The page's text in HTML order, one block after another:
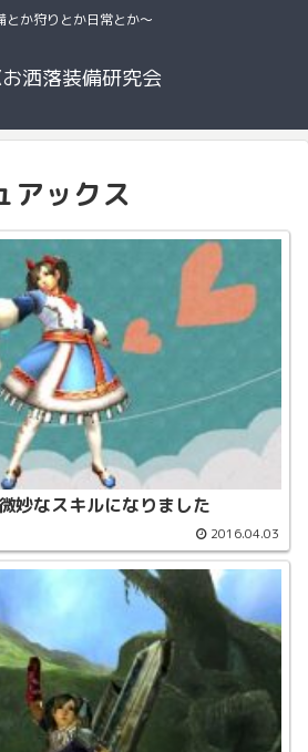
とか狩りとか日常とか〜
洒落装備研究会
アックス
妙なスキルになりました
2016.04.03